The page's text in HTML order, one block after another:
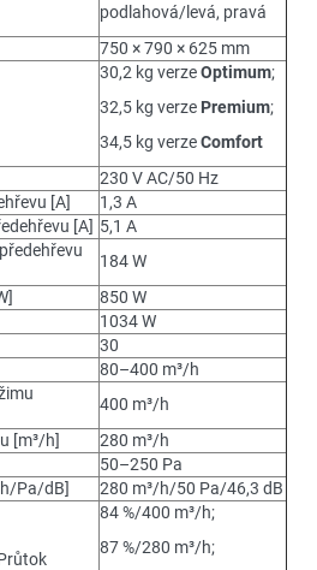
podlahová/levá, pravá
750 × 790 × 625 mm
30,2 kg verzeOptimum;
32,5 kg verze Premium;
34,5 kg verzeComfort
230 V AC/50 Hz
[A]
1,3 A
[A] 5,1 A
184 W
850 W
1034 W
30
80–400 m³/h
400 m³/h
[m³/h]
280 m³/h
50–250 Pa
Pa/dB] 280 m³/h/50 Pa/46,3 dB
84 %/400 m³/h;
87 %/280 m³/h;